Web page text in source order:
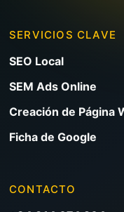
SERVICIOS CLAVE
SEO Local
SEM Ads Online
Creación de Página
Ficha de Google
CONTACTO